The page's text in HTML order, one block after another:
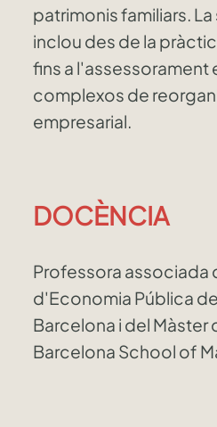
patrimonis familiars.
inclou des de la
fins a l'assessorament
complexos de
empresarial.
DOCÈNCIA
Professora associada
d'Economia Pública
Barcelona i del Màster
Barcelona School of